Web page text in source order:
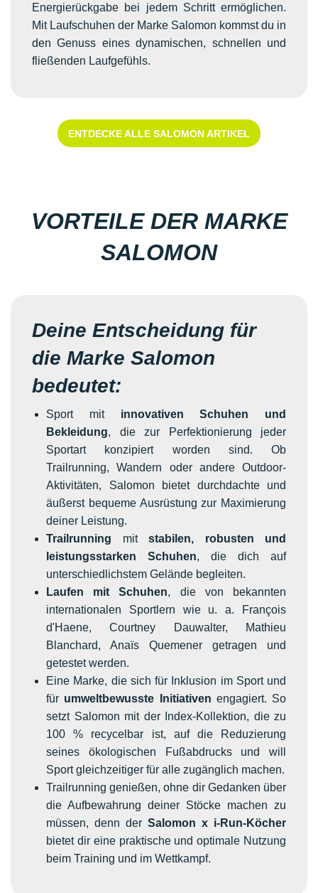
Energierückgabe bei jedem Schritt ermöglichen.
Mit Laufschuhen der Marke Salomon kommst du in
den Genuss eines dynamischen, schnellen und
fließenden Laufgefühls.
ENTDECKE ALLE SALOMON ARTIKEL
VORTEILE DER MARKE
SALOMON
Deine Entscheidung für
die Marke Salomon
bedeutet:
Sport mitinnovativen Schuhen und
Bekleidung, die zur Perfektionierung jeder
Sportart konzipiert worden sind. Ob
Trailrunning, Wandern oder andere Outdoor-
Aktivitäten, Salomon bietet durchdachte und
äußerst bequeme Ausrüstung zur Maximierung
deiner Leistung.
Trailrunning mit stabilen, robusten und
leistungsstarken Schuhen, die dich auf
unterschiedlichstem Gelände begleiten.
Laufen mit Schuhen, die von bekannten
internationalen Sportlern wie u. a. François
d'Haene, Courtney Dauwalter, Mathieu
Blanchard, Anaïs Quemener getragen und
getestet werden.
Eine Marke, die sich für Inklusion im Sport und
für umweltbewusste Initiativen engagiert. So
setzt Salomon mit der Index-Kollektion, die zu
100 % recycelbar ist, auf die Reduzierung
seines ökologischen Fußabdrucks und will
Sport gleichzeitiger für alle zugänglich machen.
Trailrunning genießen, ohne dir Gedanken über
die Aufbewahrung deiner Stöcke machen zu
müssen, denn der Salomon x i-Run-Köcher
bietet dir eine praktische und optimale Nutzung
beim Training und im Wettkampf.